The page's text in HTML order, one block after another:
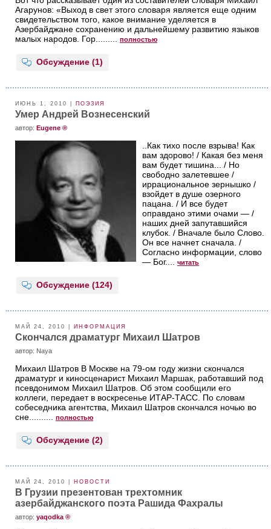
Агарунов: «Выход в свет этого словаря является еще одним
свидетельством того, какое внимание уделяется в
Азербайджане сохранению и дальнейшему развитию языков
малых народов. Гор.........
полностью
Обсуждение (1)
ИЮНЬ 1, 2010 | ПОЭЗИЯ
Умер Андрей Вознесенский
aвтор: Eugene ®
..Как тихо после взрыва! Как
вам здорово! / Какая без меня
вам будет тишина... / Но
свободно залетевшее /
иррациональное зернышко /
взойдет в душе озерного
пацана. / И все будет
оправдано этими очами — /
наших дней запутавшийся
клубок. / Вначале было Слово.
Он все начнет сначала. /
Согласно информации, слово
— Бог....
читать
Обсуждение (124)
МАЙ 24, 2010 | ИНФОРМАЦИЯ
Скончался драматург Михаил Шатров
aвтор: Naya
Михаил Шатров В Москве на 79-ом году жизни скончался
драматург и киносценарист Михаил Маршак, работавший под
псевдонимом Михаил Шатров. Об этом сообщили его
коллеги, передает в воскресенье ИТАР-ТАСС. По словам
собеседника агентства, Михаил Шатров скончался ночью во
сне..........
полностью
Обсуждение (2)
МАЙ 24, 2010 | НОВОСТИ
В Грузии презентован трехтомник
азербайджанского поэта Рашида Фахралы
aвтор: yaqodka ®